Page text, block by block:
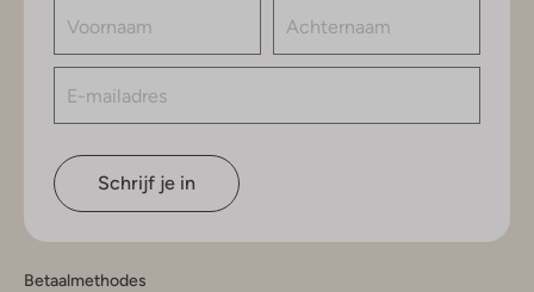
Schrijf je in
Betaalmethodes